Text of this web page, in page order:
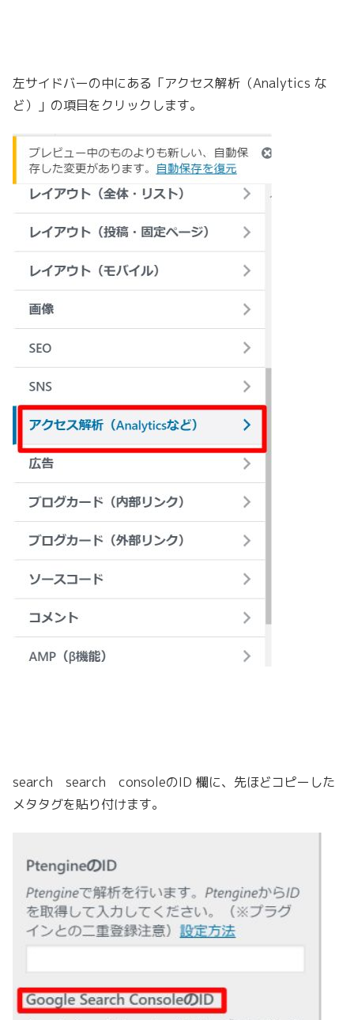
左サイドバーの中にある「アクセス解析（Analytics な
ど）」の項目をクリックします。
search search consoleのID 欄に、先ほどコピーした
メタタグを貼り付けます。